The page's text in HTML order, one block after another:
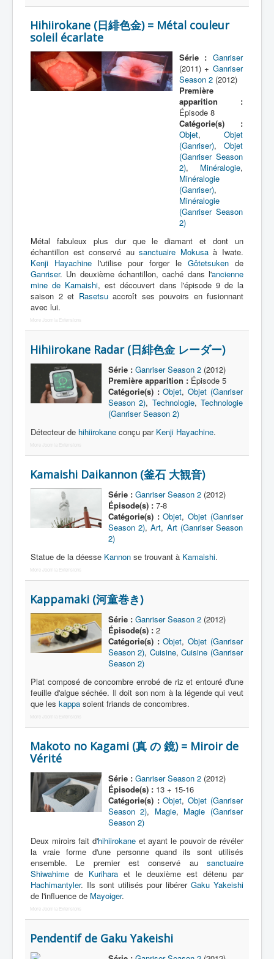
Hihiirokane (日緋色金) = Métal couleur
soleil écarlate
Série : Ganriser
(2011) + Ganriser
Season 2(2012)
Première
apparition :
Épisode 8
Catégorie(s) :
Objet, Objet
(Ganriser), Objet
(Ganriser Season
2), Minéralogie,
Minéralogie
(Ganriser),
Minéralogie
(Ganriser Season
2)
Métal fabuleux plus dur que le diamant et dont un
échantillon est conservé ausanctuaire Mokusaà Iwate.
Kenji Hayachine l'utilise pour forger le Gôtetsuken de
Ganriser. Un deuxième échantillon, caché dans l'ancienne
mine de Kamaishi, est découvert dans l'épisode 9 de la
saison 2 et Rasetsuaccroît ses pouvoirs en fusionnant
avec lui.
More Joomla Extensions
Hihiirokane Radar (日緋色金 レーダー)
Série : Ganriser Season 2(2012)
Première apparition :Épisode 5
Catégorie(s) : Objet,Objet (Ganriser
Season 2), Technologie,Technologie
(Ganriser Season 2)
Détecteur de hihiirokane conçu par Kenji Hayachine.
More Joomla Extensions
Kamaishi Daikannon (釜石 大観音)
Série : Ganriser Season 2(2012)
Épisode(s) :7-8
Catégorie(s) : Objet,Objet (Ganriser
Season 2),Art, Art (Ganriser Season
2)
Statue de la déesse Kannon se trouvant à Kamaishi.
More Joomla Extensions
Kappamaki (河童巻き)
Série : Ganriser Season 2(2012)
Épisode(s) :2
Catégorie(s) : Objet,Objet (Ganriser
Season 2), Cuisine,Cuisine (Ganriser
Season 2)
Plat composé de concombre enrobé de riz et entouré d'une
feuille d'algue séchée. Il doit son nom à la légende qui veut
que les kappa soient friands de concombres.
More Joomla Extensions
Makoto no Kagami (真 の 鏡) = Miroir de
Vérité
Série : Ganriser Season 2(2012)
Épisode(s) :13 + 15-16
Catégorie(s) : Objet,Objet (Ganriser
Season 2), Magie, Magie (Ganriser
Season 2)
Deux miroirs fait d'hihiirokane et ayant le pouvoir de révéler
la vraie forme d'une personne quand ils sont utilisés
ensemble. Le premier est conservé au sanctuaire
Shiwahime de Kuriharaet le deuxième est détenu par
Hachimantyler. Ils sont utilisés pour libérer Gaku Yakeishi
de l'influence de Mayoiger.
More Joomla Extensions
Pendentif de Gaku Yakeishi